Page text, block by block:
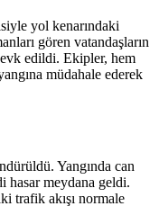
yol kenarındaki
gören vatandaşların
edildi. Ekipler, hem
müdahale ederek
Yangında can
hasar meydana geldi.
trafik akışı normale